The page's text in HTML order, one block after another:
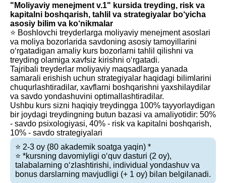
"Moliyaviy menejment v.1" kursida treyding, risk va
kapitalni boshqarish, tahlil va strategiyalar bo‘yicha
asosiy bilim va ko‘nikmalar
⭐️ Boshlovchi treyderlarga moliyaviy menejment asoslari
va moliya bozorlarida savdoning asosiy tamoyillarini
o‘rgatadigan amaliy kurs bozorlarni tahlil qilishni va
treyding olamiga xavfsiz kirishni o‘rgatadi.
Tajribali treyderlar moliyaviy maqsadlarga yanada
samarali erishish uchun strategiyalar haqidagi bilimlarini
chuqurlashtiradilar, xavflarni boshqarishni yaxshilaydilar
va savdo yondashuvini optimallashtiradilar.
Ushbu kurs sizni haqiqiy treydingga 100% tayyorlaydigan
bir joydagi treydingning butun bazasi va amaliyotidir: 50%
- savdo psixologiyasi, 40% - risk va kapitalni boshqarish,
10% - savdo strategiyalari
⭐️ 2-3 oy (80 akademik soatga yaqin) *
⭐️ *kursning davomiyligi o‘quv dasturi (2 oy),
talabalarning o‘zlashtirishi, individual yondashuv va
bonus darslarning mavjudligi (+ 1 oy) bilan belgilanadi.